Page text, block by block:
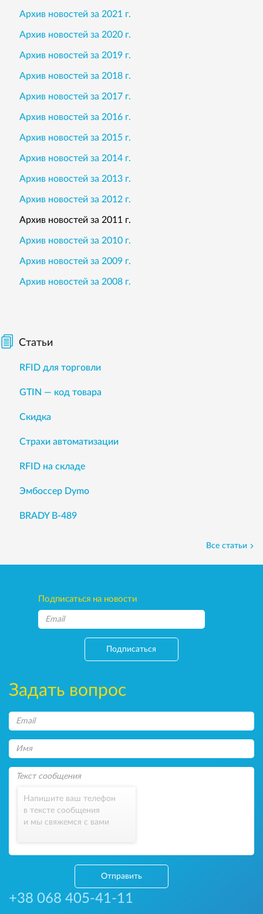
Архив новостей за 2021 г.
Архив новостей за 2020 г.
Архив новостей за 2019 г.
Архив новостей за 2018 г.
Архив новостей за 2017 г.
Архив новостей за 2016 г.
Архив новостей за 2015 г.
Архив новостей за 2014 г.
Архив новостей за 2013 г.
Архив новостей за 2012 г.
Архив новостей за 2011 г.
Архив новостей за 2010 г.
Архив новостей за 2009 г.
Архив новостей за 2008 г.
Статьи
RFID для торговли
GTIN — код товара
Скидка
Страхи автоматизации
RFID на складе
Эмбоссер Dymo
BRADY B-489
Все статьи
Подписаться на новости
Подписаться
Задать вопрос
Напишите ваш телефон
в тексте сообщения
и мы свяжемся с вами
Отправить
+38 068 405-41-11